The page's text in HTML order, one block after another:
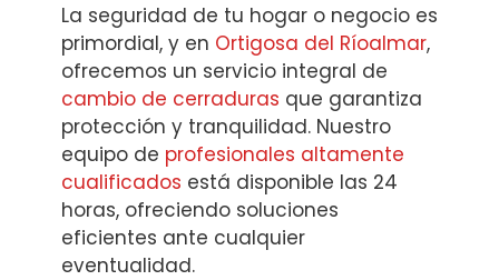
La seguridad de tu hogar o negocio es
primordial, y en Ortigosa del Ríoalmar,
ofrecemos un servicio integral de
cambio de cerraduras que garantiza
protección y tranquilidad. Nuestro
equipo de profesionales altamente
cualificados está disponible las 24
horas, ofreciendo soluciones
eficientes ante cualquier
eventualidad.